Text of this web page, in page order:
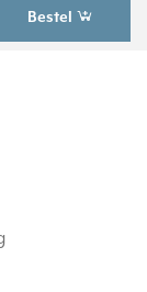
Bestel